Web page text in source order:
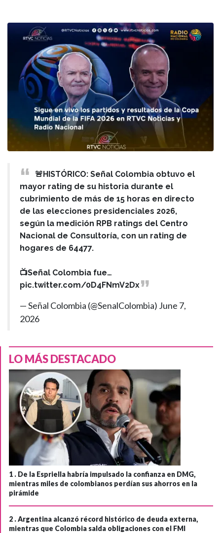
🚨HISTÓRICO: Señal Colombia obtuvo el
mayor rating de su historia durante el
cubrimiento de más de 15 horas en directo
de las elecciones presidenciales 2026,
según la medición RPB ratings del Centro
Nacional de Consultoría, con un rating de
hogares de 64477.
📺Señal Colombia fue…
pic.twitter.com/0D4FNmV2Dx
— Señal Colombia (@SenalColombia) June 7,
2026
LO MÁS DESTACADO
1 . De la Espriella habría impulsado la confianza en DMG,
mientras miles de colombianos perdían sus ahorros en la
pirámide
2 .Argentina alcanzó récord histórico de deuda externa,
mientras que Colombia salda obligaciones con el FMI